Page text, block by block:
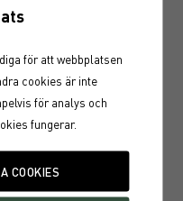
av
Aktie-Ansvar
Aktie-Ansvar Total.
för att webbplatsen
cookies är inte
för analys och
fungerar.